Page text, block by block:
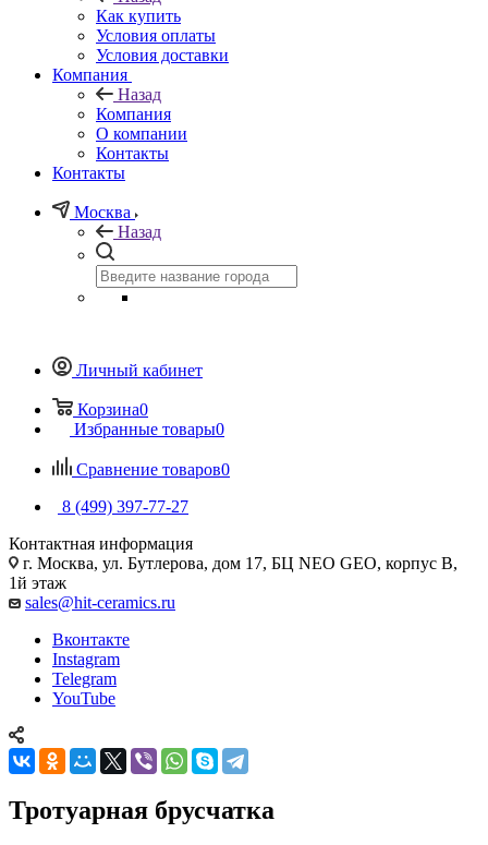
Как купить
Условия оплаты
Условия доставки
Компания
Назад
Компания
О компании
Контакты
Контакты
Москва
Назад
Личный кабинет
Корзина0
Избранные товары0
Сравнение товаров0
8 (499) 397-77-27
Контактная информация
г. Москва, ул. Бутлерова, дом 17, БЦ NEO GEO, корпус В,
1й этаж
sales@hit-ceramics.ru
Вконтакте
Instagram
Telegram
YouTube
Тротуарная брусчатка